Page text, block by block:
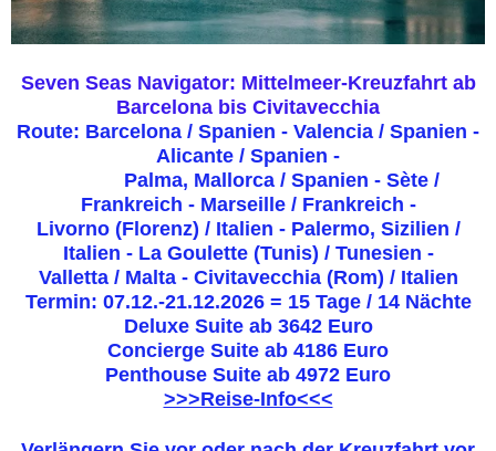
Seven Seas Navigator: Mittelmeer-Kreuzfahrt ab
Barcelona bis Civitavecchia
Route: Barcelona / Spanien - Valencia / Spanien -
Alicante / Spanien -
Palma, Mallorca / Spanien - Sète /
Frankreich - Marseille / Frankreich -
Livorno (Florenz) / Italien - Palermo, Sizilien /
Italien - La Goulette (Tunis) / Tunesien -
Valletta / Malta - Civitavecchia (Rom) / Italien
Termin: 07.12.-21.12.2026 = 15 Tage / 14 Nächte
Deluxe Suite ab 3642 Euro
Concierge Suite ab 4186 Euro
Penthouse Suite ab 4972 Euro
>>>Reise-Info<<<